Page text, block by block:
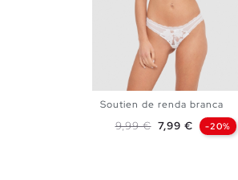
Soutien de renda branca
Preço normal
9,99 € Preço
7,99 € -20%